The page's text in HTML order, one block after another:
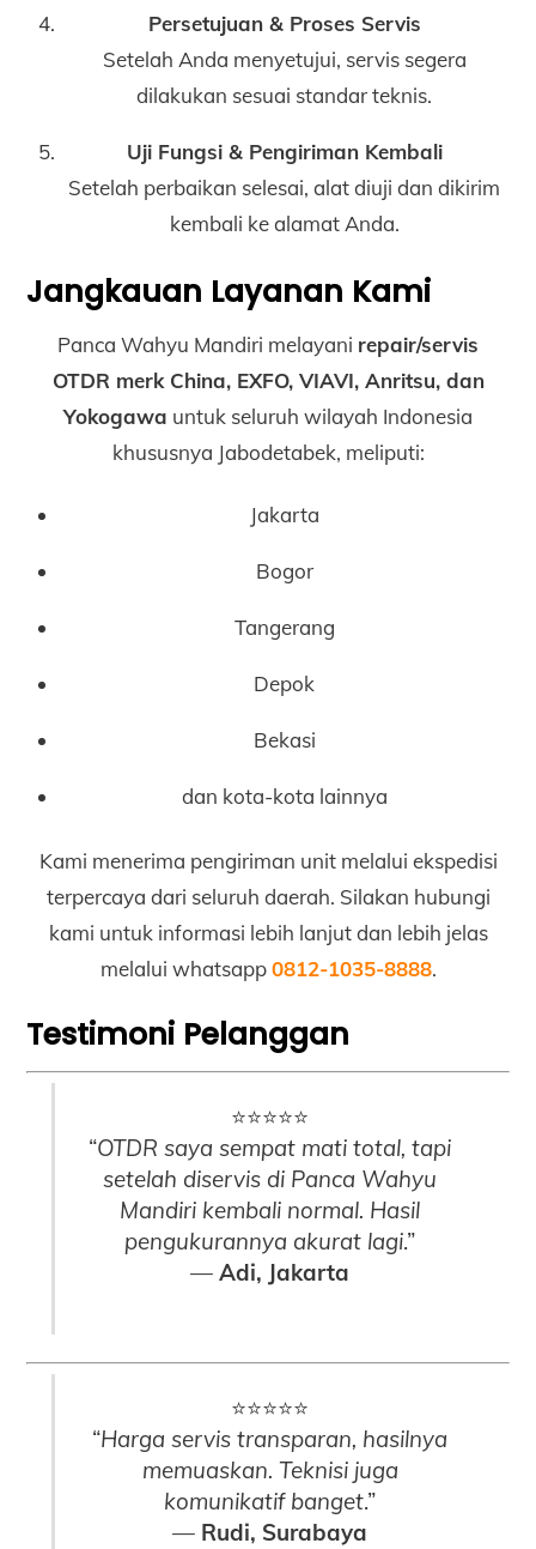
Persetujuan & Proses Servis
Setelah Anda menyetujui, servis segera
dilakukan sesuai standar teknis.
Uji Fungsi & Pengiriman Kembali
Setelah perbaikan selesai, alat diuji dan dikirim
kembali ke alamat Anda.
Jangkauan Layanan Kami
Panca Wahyu Mandiri melayani repair/servis
OTDR merk China, EXFO, VIAVI, Anritsu, dan
Yokogawa untuk seluruh wilayah Indonesia
khususnya Jabodetabek, meliputi:
Jakarta
Bogor
Tangerang
Depok
Bekasi
dan kota-kota lainnya
Kami menerima pengiriman unit melalui ekspedisi
terpercaya dari seluruh daerah. Silakan hubungi
kami untuk informasi lebih lanjut dan lebih jelas
melalui whatsapp0812-1035-8888.
Testimoni Pelanggan
⭐⭐⭐⭐⭐
“OTDR saya sempat mati total, tapi
setelah diservis di Panca Wahyu
Mandiri kembali normal. Hasil
pengukurannya akurat lagi.”
— Adi, Jakarta
⭐⭐⭐⭐⭐
“Harga servis transparan, hasilnya
memuaskan. Teknisi juga
komunikatif banget.”
— Rudi, Surabaya